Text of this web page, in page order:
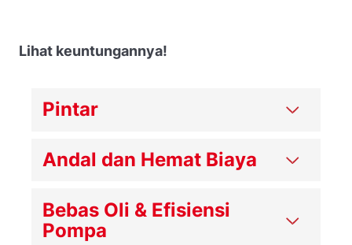
Lihat keuntungannya!
Pintar
Andal dan Hemat Biaya
Bebas Oli & Efisiensi
Pompa